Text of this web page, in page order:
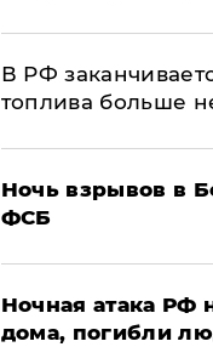
​В РФ
топлива больше
​Ночь взрывов в
ФСБ
​Ночная атака РФ
дома, погибли